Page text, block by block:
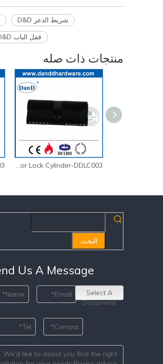
شريط الذعر D&D
قفل الباب D&D
منتجات ذات صله
BS EN1303 EURO Black Brass Door Lock Cylinder-DDLC003
البحث
Us A Message
Select A
Document